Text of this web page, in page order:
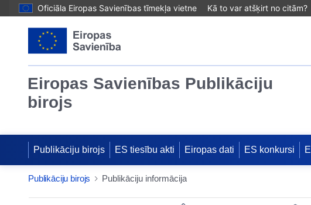
Oficiāla Eiropas Savienības tīmekļa vietne Kā to var atšķirt no citām?
Eiropas Savienības Publikāciju
birojs
Publikāciju birojs ES tiesību akti Eiropas dati ES konkursi
Publikāciju birojs Publikāciju informācija